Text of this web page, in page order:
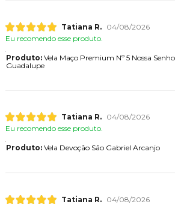
Tatiana R.
04/08/2026
Eu recomendo esse produto.
Produto:Vela Maço Premium Nº 5 Nossa
Guadalupe
Tatiana R.
04/08/2026
Eu recomendo esse produto.
Produto:Vela Devoção São Gabriel Arcanjo
Tatiana R.
04/08/2026